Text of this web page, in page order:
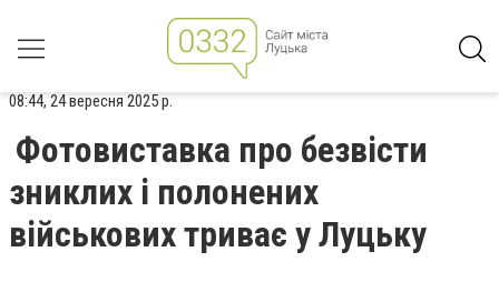
08:44, 24 вересня 2025 р.
Фотовиставка про безвісти
зниклих і полонених
військових триває у Луцьку